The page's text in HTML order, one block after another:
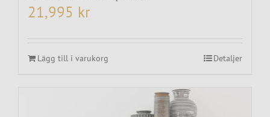
21,995 kr
Lägg till i varukorg Detaljer